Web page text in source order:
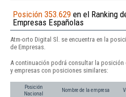
Posición 353.629 en el Ranking
Empresas Españolas
Atm-orto Digital Sl. se encuentra en la
de Empresas.
A continuación podrá consultar la posición
y empresas con posiciones similares:
Posición
Nacional
Nombre de la empresa